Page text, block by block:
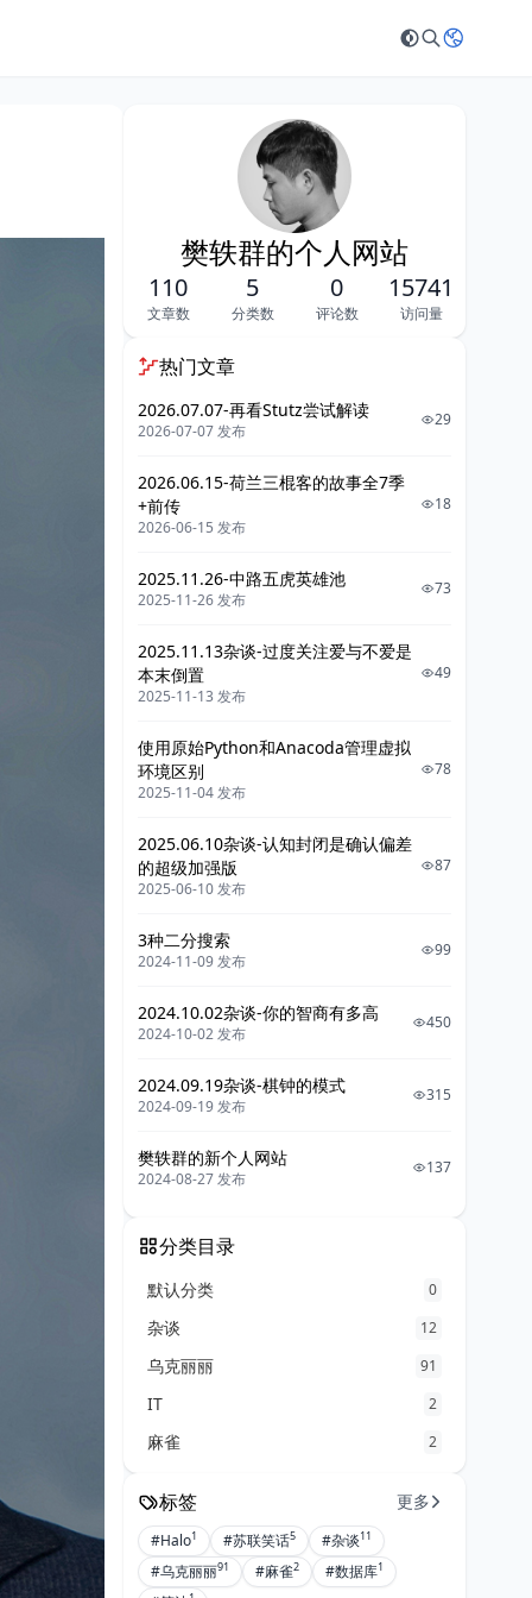
樊轶群的个人网站
110
文章数
5
分类数
0
评论数
15741
访问量
热门文章
2026.07.07-再看Stutz尝试解读
2026-07-07 发布
29
2026.06.15-荷兰三棍客的故事全7季
+前传
2026-06-15 发布
18
2025.11.26-中路五虎英雄池
2025-11-26 发布
73
2025.11.13杂谈-过度关注爱与不爱是
本末倒置
2025-11-13 发布
49
使用原始Python和Anacoda管理虚拟
环境区别
2025-11-04 发布
78
2025.06.10杂谈-认知封闭是确认偏差
的超级加强版
2025-06-10 发布
87
3种二分搜索
2024-11-09 发布
99
2024.10.02杂谈-你的智商有多高
2024-10-02 发布
450
2024.09.19杂谈-棋钟的模式
2024-09-19 发布
315
樊轶群的新个人网站
2024-08-27 发布
137
分类目录
默认分类 0
杂谈 12
乌克丽丽 91
IT 2
麻雀 2
标签 更多
#Halo1 #苏联笑话5 #杂谈11
#乌克丽丽91 #麻雀2 #数据库1